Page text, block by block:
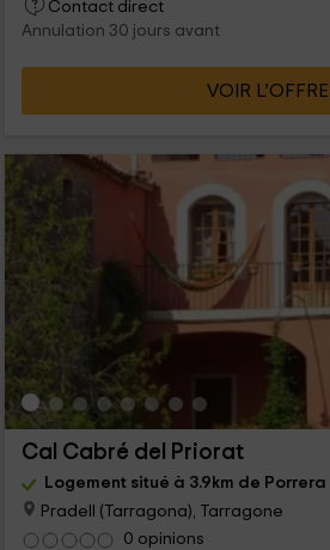
Contact direct
Annulation 30 jours avant
VOIR L’OFFRE
Cal Cabré del Priorat
Logement situé à 3.9km de Porrera
Pradell (Tarragona), Tarragone
0 opinions